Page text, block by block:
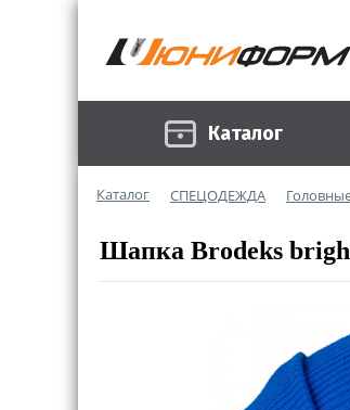
Каталог
Каталог СПЕЦОДЕЖДА
Шапка Brodeks